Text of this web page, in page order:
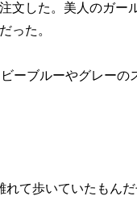
した。美人のガー
った。
ーブルーやグレーの
て歩いていたもんだ